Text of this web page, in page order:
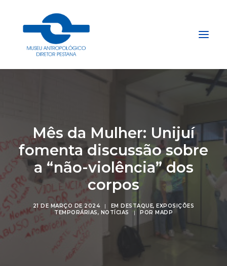
Explore
Acervo
Apoie
Projetos
Gestão do Arquivo Fidene
Conecte
Mês da Mulher: Unijuí
fomenta discussão sobre
a “não-violência” dos
corpos
21 DE MARÇO DE 2024 | EMDESTAQUE,EXPOSIÇÕES
TEMPORÁRIAS, NOTÍCIAS | POR MADP